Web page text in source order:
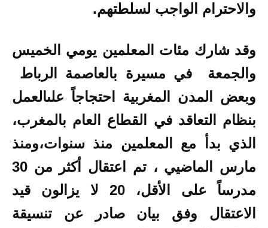
والاحترام الواجب لسلطتهم.
وقد شارك مئات المعلمين يومي
الخميس
والجمعة في مسيرة بالعاصمة الرباط
وبعض المدن المغربية احتجاجاً علىالعمل
بنظام التعاقد في القطاع العام بالمغرب،
الذي بدأ مع المعلمين منذ سنوات،ومنذ
مارس الماضيي ، تم اعتقال أكثر من 30
مدرساً على الأقل، 20 لا يزالون قيد
الاعتقال وفق بيان صادر عن تنسيقة